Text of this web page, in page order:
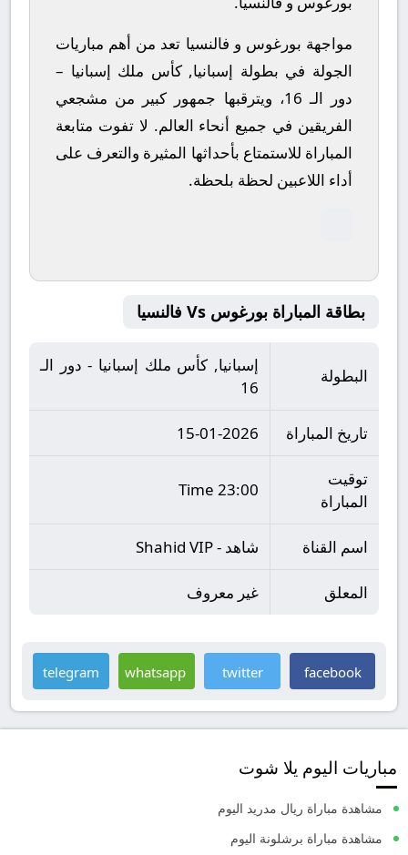
مواجهة بورغوس و فالنسيا تعد من أهم مباريات
الجولة في بطولة إسبانيا, كأس ملك إسبانيا –
دور الـ 16، ويترقبها جمهور كبير من مشجعي
الفريقين في جميع أنحاء العالم. لا تفوت متابعة
المباراة للاستمتاع بأحداثها المثيرة والتعرف على
أداء اللاعبين لحظة بلحظة.
بطاقة المباراة بورغوس Vs فالنسيا
البطولة
إسبانيا, كأس ملك إسبانيا - دور الـ
16
تاريخ المباراة 15-01-2026
توقيت
المباراة
23:00 Time
اسم القناة شاهد - Shahid VIP
المعلق غير معروف
facebook
twitter
whatsapp
telegram
مباريات اليوم يلا شوت
مشاهدة مباراة ريال مدريد اليوم
مشاهدة مباراة برشلونة اليوم